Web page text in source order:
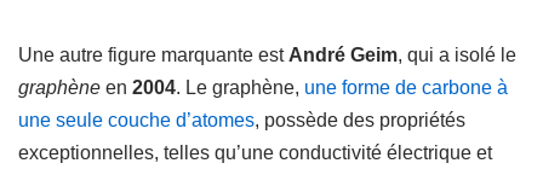
Une autre figure marquante est André Geim, qui a isolé le
graphène en 2004. Le graphène, une forme de carbone à
une seule couche d’atomes, possède des propriétés
exceptionnelles, telles qu’une conductivité électrique et